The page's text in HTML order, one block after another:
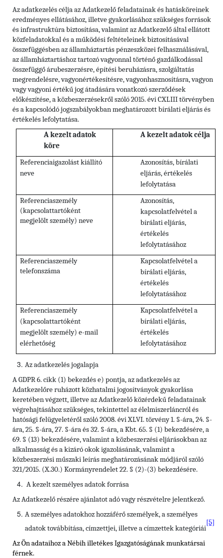
Az adatkezelés célja az Adatkezelő feladatainak és hatásköreinek
eredményes ellátásához, illetve gyakorlásához szükséges források
és infrastruktúra biztosítása, valamint az Adatkezelő által ellátott
közfeladatokkal és a működési feltételeinek biztosításával
összefüggésben az államháztartás pénzeszközei felhasználásával,
az államháztartáshoz tartozó vagyonnal történő gazdálkodással
összefüggő árubeszerzésre, építési beruházásra, szolgáltatás
megrendelésre, vagyonértékesítésre, vagyonhasznosításra, vagyon
vagy vagyoni értékű jog átadására vonatkozó szerződések
előkészítése, a közbeszerzésekről szóló 2015. évi CXLIII törvényben
és a kapcsolódó jogszabályokban meghatározott bírálati eljárás és
értékelés lefolytatása.
A kezelt adatok
köre
A kezelt adatok célja
Referenciaigazolást kiállító
neve
Azonosítás, bírálati
eljárás, értékelés
lefolytatása
Referenciaszemély
(kapcsolattartóként
megjelölt személy) neve
Azonosítás,
kapcsolatfelvétel a
bírálati eljárás,
értékelés
lefolytatásához
Referenciaszemély
telefonszáma
Kapcsolatfelvétel a
bírálati eljárás,
értékelés
lefolytatásához
Referenciaszemély
(kapcsolattartóként
megjelölt személy) e-mail
elérhetőség
Kapcsolatfelvétel a
bírálati eljárás,
értékelés
lefolytatásához
Az adatkezelés jogalapja
A GDPR 6. cikk (1) bekezdés e) pontja, az adatkezelés az
Adatkezelőre ruházott közhatalmi jogosítványok gyakorlása
keretében végzett, illetve az Adatkezelő közérdekű feladatainak
végrehajtásához szükséges, tekintettel az élelmiszerláncról és
hatósági felügyeletéről szóló 2008. évi XLVI. törvény 1. §-ára, 24. §-
ára, 25. §-ára, 27. §-ára és 32. §-ára, a Kbt. 65. § (1) bekezdésére, a
69. § (13) bekezdésére, valamint a közbeszerzési eljárásokban az
alkalmasság és a kizáró okok igazolásának, valamint a
közbeszerzési műszaki leírás meghatározásának módjáról szóló
321/2015. (X.30.) Kormányrendelet 22. § (2)-(3) bekezdésére.
A kezelt személyes adatok forrása
Az Adatkezelő részére ajánlatot adó vagy részvételre jelentkező.
A személyes adatokhoz hozzáférő személyek, a személyes
adatok továbbítása, címzettjei, illetve a címzettek kategóriái
[5]
Az Ön adataihoz a Nébih illetékes Igazgatóságának munkatársai
férnek.